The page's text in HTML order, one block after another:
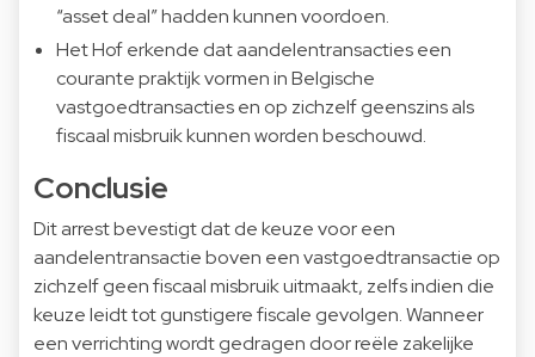
“asset deal” hadden kunnen voordoen.
Het Hof erkende dat aandelentransacties een
courante praktijk vormen in Belgische
vastgoedtransacties en op zichzelf geenszins als
fiscaal misbruik kunnen worden beschouwd.
Conclusie
Dit arrest bevestigt dat de keuze voor een
aandelentransactie boven een vastgoedtransactie op
zichzelf geen fiscaal misbruik uitmaakt, zelfs indien die
keuze leidt tot gunstigere fiscale gevolgen. Wanneer
een verrichting wordt gedragen door reële zakelijke